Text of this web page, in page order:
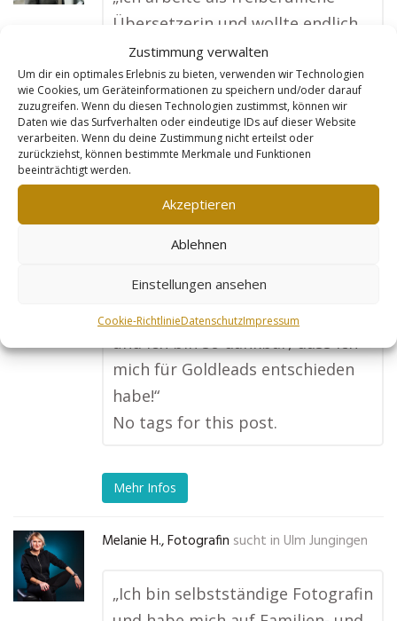
Zustimmung verwalten
Um dir ein optimales Erlebnis zu bieten, verwenden wir Technologien
wie Cookies, um Geräteinformationen zu speichern und/oder darauf
zuzugreifen. Wenn du diesen Technologien zustimmst, können wir
Daten wie das Surfverhalten oder eindeutige IDs auf dieser Website
verarbeiten. Wenn du deine Zustimmung nicht erteilst oder
zurückziehst, können bestimmte Merkmale und Funktionen
beeinträchtigt werden.
Akzeptieren
Ablehnen
Einstellungen ansehen
Cookie-RichtlinieDatenschutzImpressum
Übersetzerin und wollte endlich
mehr internationale Kunden
erreichen. Mit der Webseite von
Goldleads habe ich das geschafft.
Sie haben genau verstanden, wie
man meine Dienstleistungen
online präsentiert, und ich werde
jetzt von Unternehmen gefunden,
die Übersetzungen in meiner
Einnahmen sind in wenigen
Monaten um 240 % gestiegen,
und ich bin so dankbar, dass ich
mich für Goldleads entschieden
habe!“
No tags for this post.
Mehr Infos
Melanie H., Fotografin sucht in Ulm Jungingen
„Ich bin selbstständige Fotografin